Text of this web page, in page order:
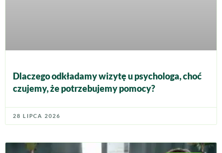
Dlaczego odkładamy wizytę u psychologa, choć
czujemy, że potrzebujemy pomocy?
28 LIPCA 2026